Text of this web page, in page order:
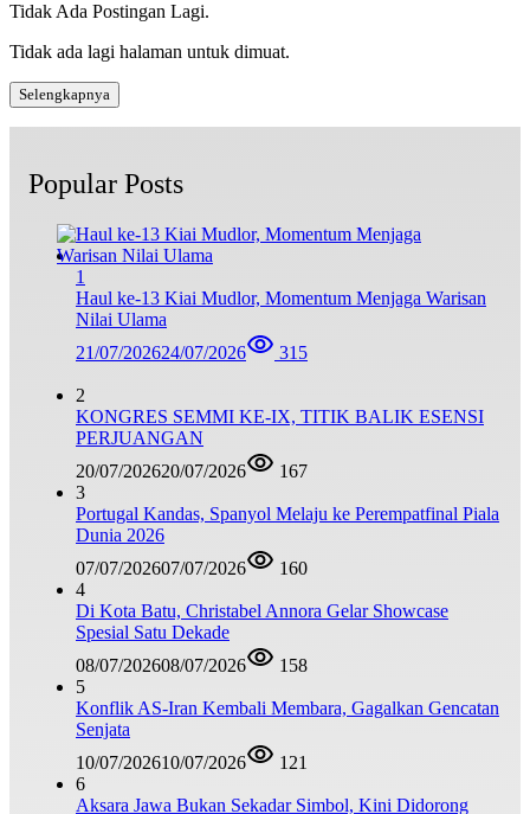
Tidak Ada Postingan Lagi.
Tidak ada lagi halaman untuk dimuat.
Selengkapnya
Popular Posts
1
Haul ke-13 Kiai Mudlor, Momentum Menjaga Warisan
Nilai Ulama
21/07/202624/07/2026 315
2
KONGRES SEMMI KE-IX, TITIK BALIK ESENSI
PERJUANGAN
20/07/202620/07/2026
167
3
Portugal Kandas, Spanyol Melaju ke Perempatfinal Piala
Dunia 2026
07/07/202607/07/2026
160
4
Di Kota Batu, Christabel Annora Gelar Showcase
Spesial Satu Dekade
08/07/202608/07/2026
158
5
Konflik AS-Iran Kembali Membara, Gagalkan Gencatan
Senjata
10/07/202610/07/2026
121
6
Aksara Jawa Bukan Sekadar Simbol, Kini Didorong